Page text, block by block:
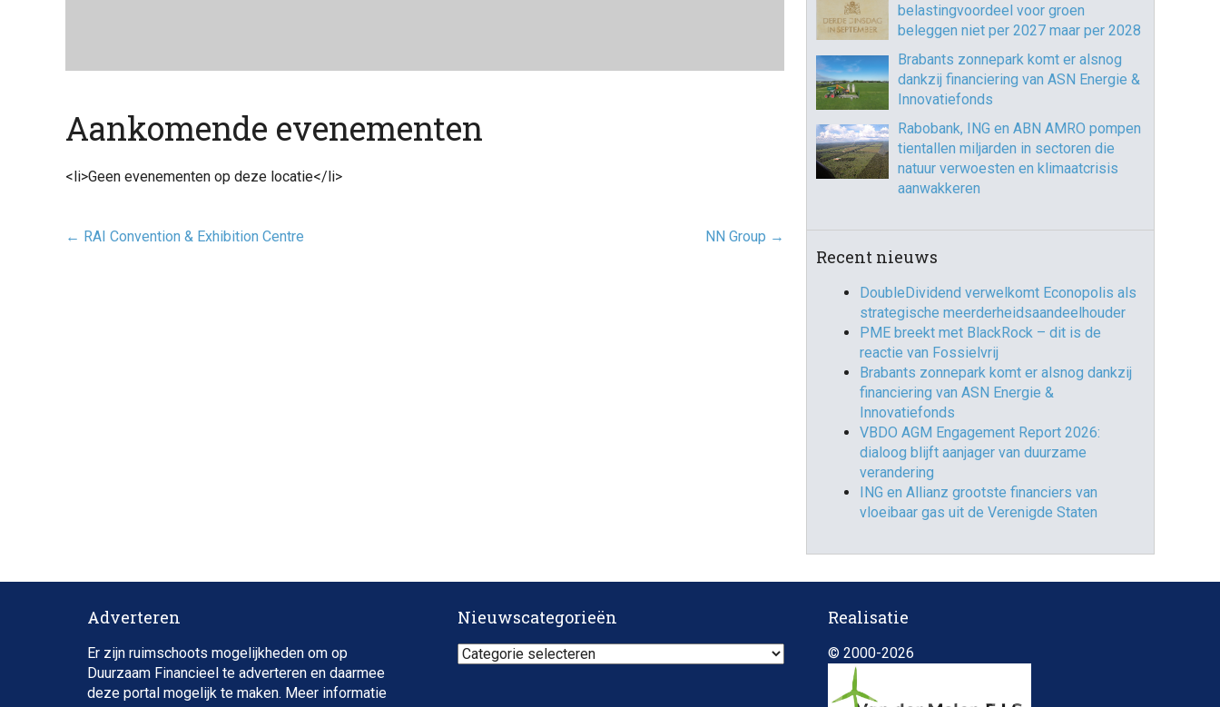
Aankomende evenementen
<li>Geen evenementen op deze locatie</li>
Post
← RAI Convention & Exhibition Centre NN Group →
belastingvoordeel voor groen
beleggen niet per 2027 maar per 2028
Brabants zonnepark komt er alsnog
dankzij financiering van ASN Energie &
Innovatiefonds
Rabobank, ING en ABN AMRO pompen
tientallen miljarden in sectoren die
natuur verwoesten en klimaatcrisis
aanwakkeren
Recent nieuws
DoubleDividend verwelkomt Econopolis als
strategische meerderheidsaandeelhouder
PME breekt met BlackRock – dit is de
reactie van Fossielvrij
Brabants zonnepark komt er alsnog dankzij
financiering van ASN Energie &
Innovatiefonds
VBDO AGM Engagement Report 2026:
dialoog blijft aanjager van duurzame
verandering
ING en Allianz grootste financiers van
vloeibaar gas uit de Verenigde Staten
Adverteren
Er zijn ruimschoots mogelijkheden om op
Duurzaam Financieel te adverteren en daarmee
deze portal mogelijk te maken. Meer informatie
Nieuwscategorieën
Nieuwscategorieën
Realisatie
© 2000-2026